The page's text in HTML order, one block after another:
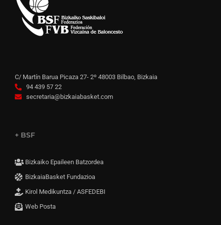
C/ Martín Barua Picaza 27- 2º 48003 Bilbao, Bizkaia
94 439 57 22
secretaria@bizkaiabasket.com
+ BSF
Bizkaiko Epaileen Batzordea
BizkaiaBasket Fundazioa
Kirol Medikuntza / ASFEDEBI
Web Posta